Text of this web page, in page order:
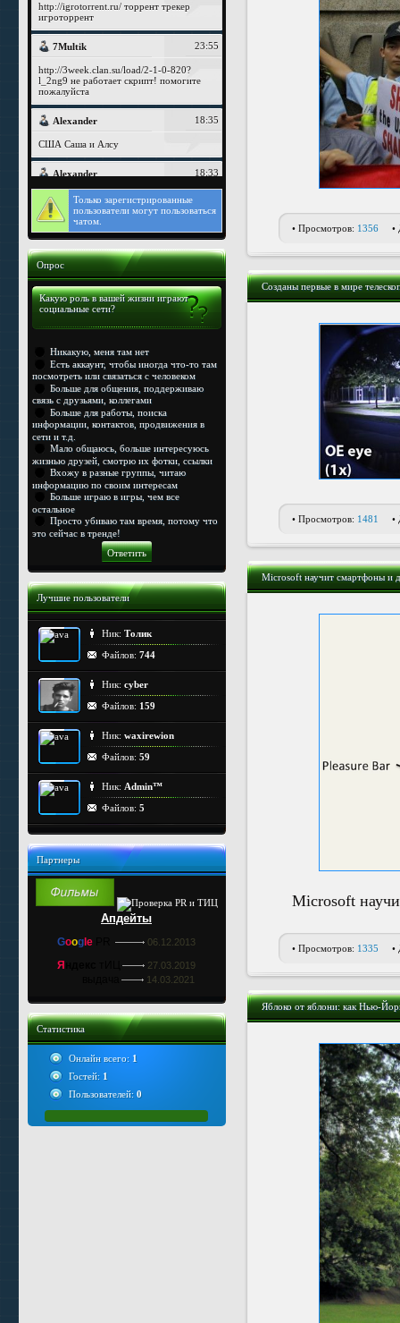
Только зарегистрированные
пользователи могут пользоваться
чатом.
Опрос
Какую роль в вашей жизни играют
социальные сети?
Никакую, меня там нет
Есть аккаунт, чтобы иногда что-то там
посмотреть или связаться с человеком
Больше для общения, поддерживаю
связь с друзьями, коллегами
Больше для работы, поиска
информации, контактов, продвижения в
сети и т.д.
Мало общаюсь, больше интересуюсь
жизнью друзей, смотрю их фотки, ссылки
Вхожу в разные группы, читаю
информацию по своим интересам
Больше играю в игры, чем все
остальное
Просто убиваю там время, потому что
это сейчас в тренде!
Лучшие пользователи
Ник: Толик
Файлов: 744
Ник: cyber
Файлов: 159
Ник: waxirewion
Файлов: 59
Ник: Admin™
Файлов: 5
Партнеры
Апдейты
Google 06.12.2013
Я 27.03.2019
14.03.2021
Статистика
Онлайн всего: 1
Гостей: 1
Пользователей: 0
• Просмотров: 1356 •
Созданы первые в мире
• Просмотров: 1481 •
Microsoft научит смартфоны и
Microsoft
• Просмотров: 1335 •
Яблоко от яблони: как Нью-